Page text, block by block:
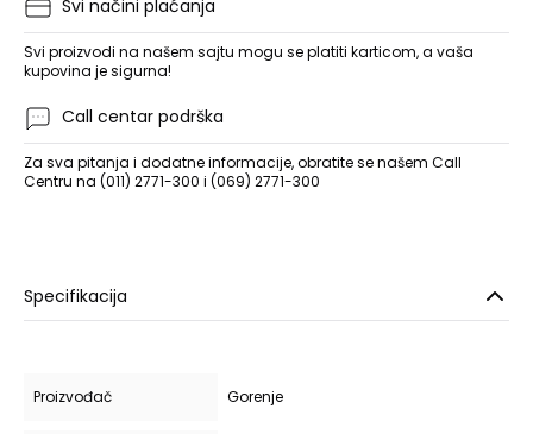
Svi načini plaćanja
Svi proizvodi na našem sajtu mogu se platiti karticom, a vaša
kupovina je sigurna!
Call centar podrška
Za sva pitanja i dodatne informacije, obratite se našem Call
Centru na (011) 2771-300 i (069) 2771-300
Specifikacija
Proizvođač Gorenje